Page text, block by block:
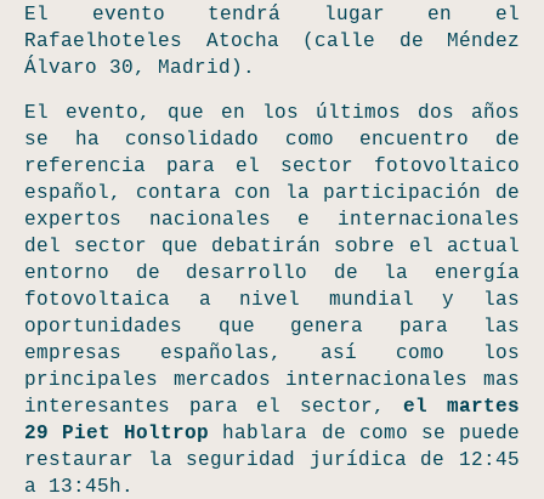
El evento tendrá lugar en el
Rafaelhoteles Atocha
(calle de Méndez
Álvaro 30, Madrid).
El evento, que en los últimos dos años
se ha consolidado como encuentro de
referencia para el sector fotovoltaico
español, contara con la participación de
expertos nacionales e internacionales
del sector que debatirán sobre el actual
entorno de desarrollo de la energía
fotovoltaica a nivel mundial y las
oportunidades que genera para las
empresas españolas, así como los
principales mercados internacionales mas
interesantes para el sector,el martes
29 Piet Holtrop hablara de como se puede
restaurar la seguridad jurídica de 12:45
a 13:45h.